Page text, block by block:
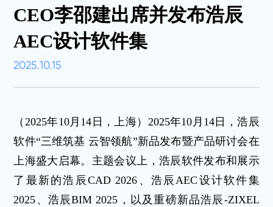
CEO李邵建出席并发布浩辰
AEC设计软件集
2025.10.15
（2025年10月14日，上海）2025年10月14日，浩辰
软件“三维筑基 云智领航”新品发布暨产品研讨会在
上海盛大启幕。主题会议上，浩辰软件发布和展示
了最新的浩辰CAD 2026、浩辰AEC设计软件集
2025、浩辰BIM 2025，以及重磅新品浩辰-ZIXEL